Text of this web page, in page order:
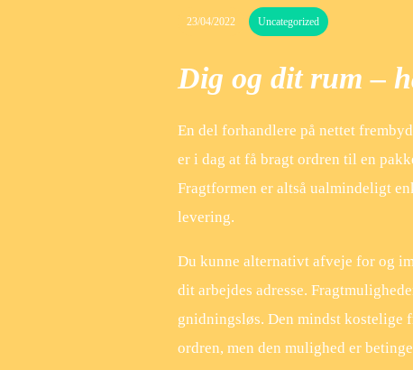
23/04/2022 Uncategorized
Dig og dit rum –
En del forhandlere på nettet
er i dag at få bragt ordren til en
Fragtformen er altså ualmindeligt
levering.
Du kunne alternativt afveje for og
dit arbejdes adresse.
gnidningsløs. Den mindst
ordren, men den mulighed er